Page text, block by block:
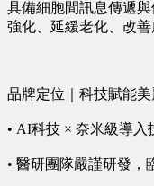
具備細胞間訊息傳遞
強化、延緩老化、改善
品牌定位｜科技賦能美
• AI科技 × 奈米級導入
• 醫研團隊嚴謹研發，